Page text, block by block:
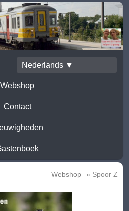
Nederlands ▼
Webshop
Contact
Webshop » Spoor Z